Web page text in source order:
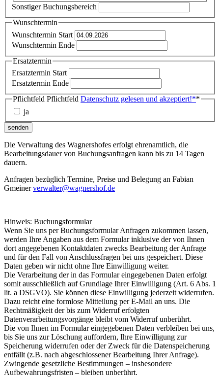
Sonstiger Buchungsbereich
Wunschtermin
Wunschtermin Start
Wunschtermin Ende
Ersatztermin
Ersatztermin Start
Ersatztermin Ende
Pflichtfeld Pflichtfeld Datenschutz gelesen und akzeptiert!**
ja
senden
Die Verwaltung des Wagnershofes erfolgt ehrenamtlich, die
Bearbeitungsdauer von Buchungsanfragen kann bis zu 14 Tagen
dauern.
Anfragen bezüglich Termine, Preise und Belegung an Fabian
Gmeinerverwalter@wagnershof.de
Hinweis: Buchungsformular
Wenn Sie uns per Buchungsformular Anfragen zukommen lassen,
werden Ihre Angaben aus dem Formular inklusive der von Ihnen
dort angegebenen Kontaktdaten zwecks Bearbeitung der Anfrage
und für den Fall von Anschlussfragen bei uns gespeichert. Diese
Daten geben wir nicht ohne Ihre Einwilligung weiter.
Die Verarbeitung der in das Formular eingegebenen Daten erfolgt
somit ausschließlich auf Grundlage Ihrer Einwilligung (Art. 6 Abs. 1
lit. a DSGVO). Sie können diese Einwilligung jederzeit widerrufen.
Dazu reicht eine formlose Mitteilung per E-Mail an uns. Die
Rechtmäßigkeit der bis zum Widerruf erfolgten
Datenverarbeitungsvorgänge bleibt vom Widerruf unberührt.
Die von Ihnen im Formular eingegebenen Daten verbleiben bei uns,
bis Sie uns zur Löschung auffordern, Ihre Einwilligung zur
Speicherung widerrufen oder der Zweck für die Datenspeicherung
entfällt (z.B. nach abgeschlossener Bearbeitung Ihrer Anfrage).
Zwingende gesetzliche Bestimmungen – insbesondere
Aufbewahrungsfristen – bleiben unberührt.